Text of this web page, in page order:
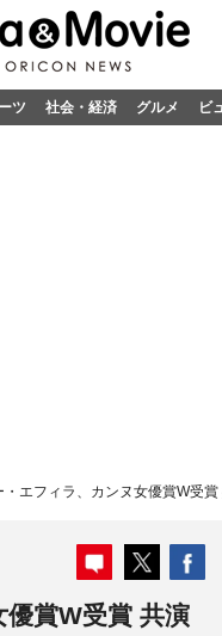
ツ 社会・経済 グルメ ビ
エフィラ、カンヌ女優賞W受
賞W受賞 共演